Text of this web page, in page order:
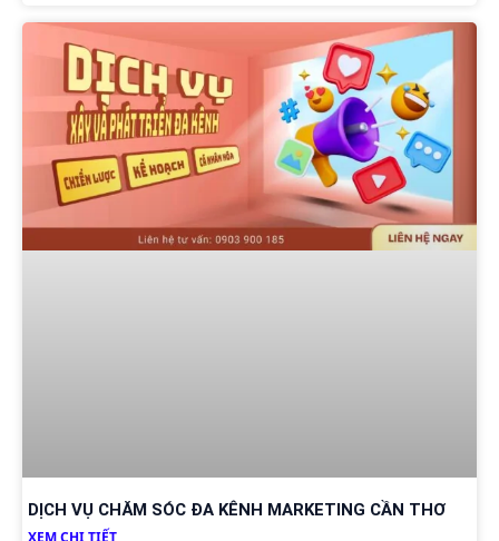
DỊCH VỤ CHĂM SÓC ĐA KÊNH MARKETING CẦN THƠ
XEM CHI TIẾT